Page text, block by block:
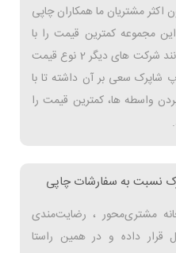
مشتریان ما همکاران چاپی
مجموعه کمترین قیمت را با
بالاترین کیفیت ارائه می دهد و مانند شرکت های دیگر 2 نوع قیمت
شاپرک سعی بر آن داشته تا با
واسطه ها، کمترین قیمت را
نسبت به سفارشات چاپی
مشتری‌محور ، رضایت‌مندی
قرار داده و در همین راستا